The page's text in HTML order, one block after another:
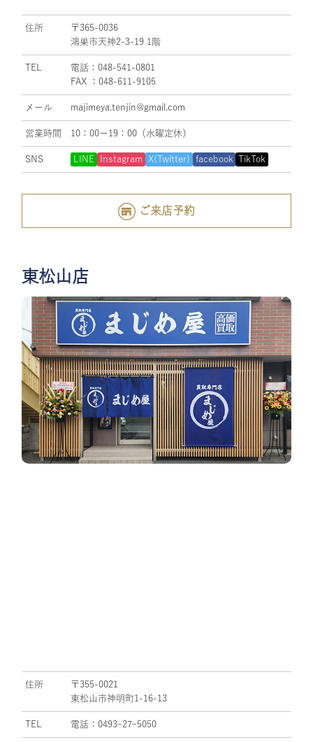
住所
〒365-0036
鴻巣市天神2-3-19 1階
TEL
電話：048-541-0801
FAX ：048-611-9105
メール majimeya.tenjin@gmail.com
営業時間 10：00ー19：00（水曜定休）
SNS LINE Instagram X(Twitter) facebook TikTok
ご来店予約
東松山店
住所
〒355-0021
東松山市神明町1-16-13
TEL 電話：0493ｰ27ｰ5050